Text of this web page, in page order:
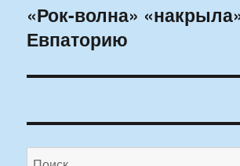
Следующая
запись:
«Рок-волна»
Евпаторию
Искать: